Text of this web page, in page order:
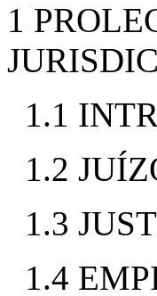
1
1.1
1.2
1.3
1.4